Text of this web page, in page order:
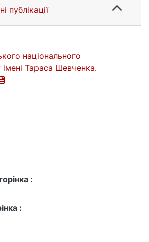
публікації
національного
імені Тараса Шевченка.
:
: